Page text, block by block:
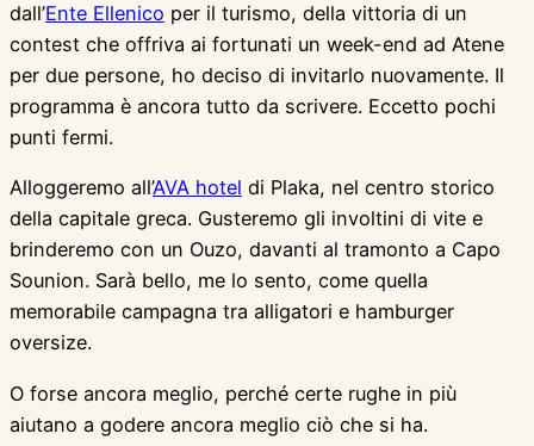
dall’Ente Ellenico per il turismo, della vittoria di un
contest che offriva ai fortunati un week-end ad Atene
per due persone, ho deciso di invitarlo nuovamente. Il
programma è ancora tutto da scrivere. Eccetto pochi
punti fermi.
Alloggeremo all’AVA hotel di Plaka, nel centro storico
della capitale greca. Gusteremo gli involtini di vite e
brinderemo con un Ouzo, davanti al tramonto a Capo
Sounion. Sarà bello, me lo sento, come quella
memorabile campagna tra alligatori e hamburger
oversize.
O forse ancora meglio, perché certe rughe in più
aiutano a godere ancora meglio ciò che si ha.